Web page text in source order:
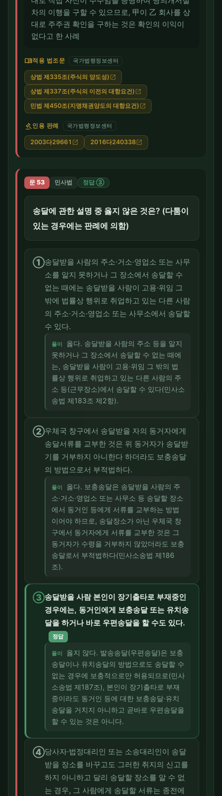
차의 이행을 구할 수 있으므로, 甲이 乙 회사를 상
대로 주주권 확인을 구하는 것은 확인의 이익이
없다고 한 사례
menu_book적용 법조문 국가법령정보센터
상법 제335조(주식의 양도성) open_in_new
상법 제337조(주식의 이전의 대항요건) open_in_new
민법 제450조(지명채권양도의 대항요건) open_in_new
gavel인용 판례 국가법령정보센터
2003다29661 open_in_new 2016다240338 open_in_new
문 53 민사법 정답 ③
송달에 관한 설명 중 옳지 않은 것은? (다툼이
있는 경우에는 판례에 의함)
①송달받을 사람의 주소·거소·영업소 또는 사무
소를 알지 못하거나 그 장소에서 송달할 수
없는 때에는 송달받을 사람이 고용·위임 그
밖에 법률상 행위로 취업하고 있는 다른 사람
의 주소·거소·영업소 또는 사무소에서 송달할
수 있다.
풀이
옳다. 송달받을 사람의 주소 등을 알지
못하거나 그 장소에서 송달할 수 없는 때에
는, 송달받을 사람이 고용·위임 그 밖의 법
률상 행위로 취업하고 있는 다른 사람의 주
소 등(근무장소)에서 송달할 수 있다(민사소
송법 제183조 제2항).
②우체국 창구에서 송달받을 자의 동거자에게
송달서류를 교부한 것은 위 동거자가 송달받
기를 거부하지 아니한다 하더라도 보충송달
의 방법으로서 부적법하다.
풀이
옳다. 보충송달은 송달받을 사람의 주
소·거소·영업소 또는 사무소 등 송달할 장소
에서 동거인 등에게 서류를 교부하는 방법
이어야 하므로, 송달장소가 아닌 우체국 창
구에서 동거자에게 서류를 교부한 것은 그
동거자가 수령을 거부하지 않았더라도 보충
송달로서 부적법하다(민사소송법 제186
조).
③송달받을 사람 본인이 장기출타로 부재중인
경우에는, 동거인에게 보충송달 또는 유치송
달을 하거나 바로 우편송달을 할 수도 있다.
정답
풀이
옳지 않다. 발송송달(우편송달)은 보충
송달이나 유치송달의 방법으로도 송달할 수
없는 경우에 보충적으로만 허용되므로(민사
소송법 제187조), 본인이 장기출타로 부재
중이라도 동거인 등에 대한 보충송달·유치
송달을 거치지 아니하고 곧바로 우편송달을
할 수 있는 것은 아니다.
④당사자·법정대리인 또는 소송대리인이 송달
받을 장소를 바꾸고도 그러한 취지의 신고를
하지 아니하고 달리 송달할 장소를 알 수 없
는 경우, 그 사람에게 송달할 서류는 종전에